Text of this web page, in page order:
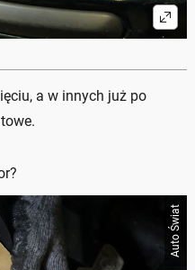
a w innych już po
Auto Świat